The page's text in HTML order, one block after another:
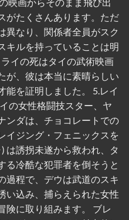
がたくさんあります。ただ
異なり、関係者全員がスク
キルを持っていることは明
イの死はタイの武術映画
が、彼は本当に素晴らしい
能を証明しました。 5.レイ
の女性格闘技スター、ヤ
ンダは、チョコレートでの
イジング・フェニックスを
は誘拐未遂から救われ、タ
る冷酷な犯罪者を倒そうと
過程で、デウは武道のスキ
い込み、捕らえられた女性
険に取り組みます。 ブレ